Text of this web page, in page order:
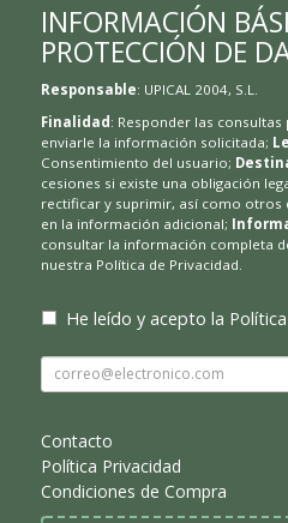
INFORMACIÓN
PROTECCIÓN DE
Responsable: UPICAL 2004, S.L.
Finalidad: Responder las
enviarle la información solicitada;
Consentimiento del usuario;
cesiones si existe una obligación
rectificar y suprimir, así como otros
en la información adicional;
consultar la información completa
nuestra Política de Privacidad
He leído y acepto la
Contacto
Política Privacidad
Condiciones de Compra